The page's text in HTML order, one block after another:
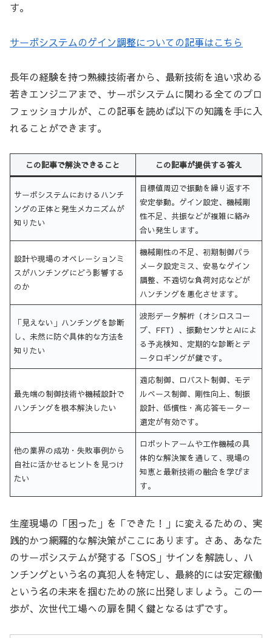
す。
サーボシステムのゲイン調整についての記事はこちら
長年の経験を持つ熟練技術者から、最新技術を追い求める
若きエンジニアまで、サーボシステムに関わる全てのプロ
フェッショナルが、この記事を読めば以下の知識を手に入
れることができます。
この記事で解決できること この記事が提供する答え
サーボシステムにおけるハンチ
ングの正体と発生メカニズムが
知りたい
目標値周辺で振動を繰り返す不
安定挙動。ゲイン設定、機械剛
性不足、共振などが複雑に絡み
合い発生します。
設計や現場のオペレーションミ
スがハンチングにどう影響する
のか
機械剛性の不足、初期制御パラ
メータ設定ミス、安易なゲイン
調整、不適切な負荷対応などが
ハンチングを悪化させます。
「見えない」ハンチングを診断
し、未然に防ぐ具体的な方法を
知りたい
波形データ解析（オシロスコー
プ、FFT）、振動センサとAIによ
る予兆検知、定期的な診断とデ
ータロギングが鍵です。
最先端の制御技術や機械設計で
ハンチングを根本解決したい
適応制御、ロバスト制御、モデ
ルベース制御、剛性向上、制振
設計、低慣性・高応答モーター
選定が有効です。
他の業界の成功・失敗事例から
自社に活かせるヒントを見つけ
たい
ロボットアームや工作機械の具
体的な解決策を通して、現場の
知恵と最新技術の融合を学びま
す。
生産現場の「困った」を「できた！」に変えるための、実
践的かつ網羅的な解決策がここにあります。さあ、あなた
のサーボシステムが発する「SOS」サインを解読し、ハ
ンチングという名の真犯人を特定し、最終的には安定稼働
という名の未来を掴むための旅に出発しましょう。この一
歩が、次世代工場への扉を開く鍵となるはずです。